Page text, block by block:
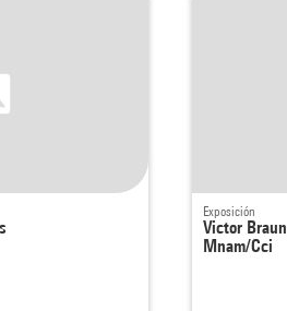
Exposición
Victor
Mnam/Cci